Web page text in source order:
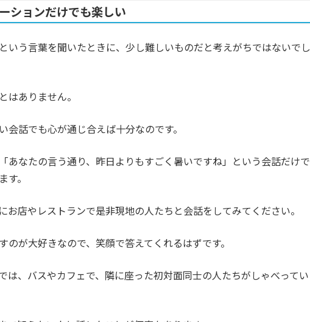
ションだけでも楽しい
いう言葉を聞いたときに、少し難しいものだと考えがちではないでし
はありません。
話でも心が通じ合えば十分なのです。
あなたの言う通り、昨日よりもすごく暑いですね」という会話だけで
。
お店やレストランで是非現地の人たちと会話をしてみてください。
が大好きなので、笑顔で答えてくれるはずです。
は、バスやカフェで、隣に座った初対面同士の人たちがしゃべってい